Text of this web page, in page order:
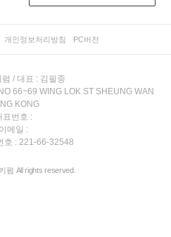
개인정보처리방침 PC버전
/ 대표 : 김필중
66~69 WING LOK ST SHEUNG WAN
KONG
표번호 :
이메일 :
호 : 221-66-32548
펌 All rights reserved.